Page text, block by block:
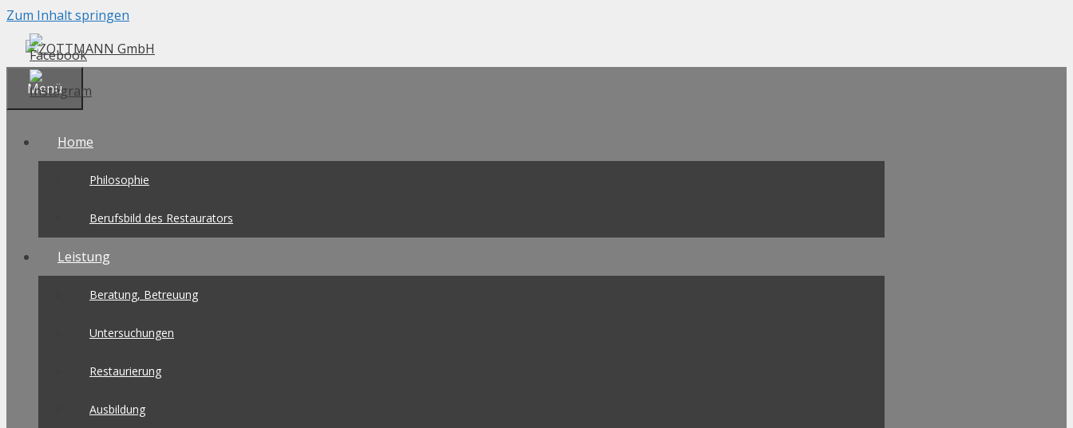
Zum Inhalt springen
Menü
Home
Philosophie
Berufsbild des Restaurators
Leistung
Beratung, Betreuung
Untersuchungen
Restaurierung
Ausbildung